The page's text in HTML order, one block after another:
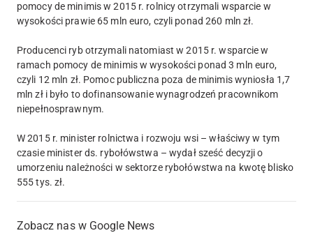
pomocy de minimis w 2015 r. rolnicy otrzymali wsparcie w
wysokości prawie 65 mln euro, czyli ponad 260 mln zł.
Producenci ryb otrzymali natomiast w 2015 r. wsparcie w
ramach pomocy de minimis w wysokości ponad 3 mln euro,
czyli 12 mln zł. Pomoc publiczna poza de minimis wyniosła 1,7
mln zł i było to dofinansowanie wynagrodzeń pracownikom
niepełnosprawnym.
W 2015 r. minister rolnictwa i rozwoju wsi – właściwy w tym
czasie minister ds. rybołówstwa – wydał sześć decyzji o
umorzeniu należności w sektorze rybołówstwa na kwotę blisko
555 tys. zł.
Zobacz nas w Google News